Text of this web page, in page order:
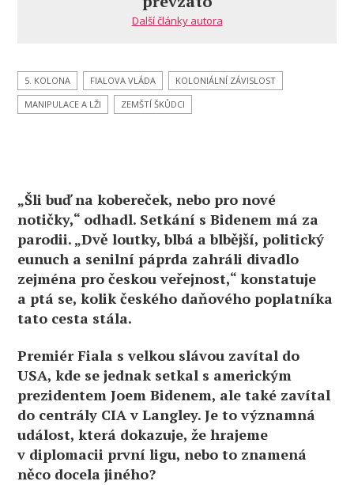
Další články autora
5. KOLONA FIALOVA VLÁDA
KOLONIÁLNÍ ZÁVISLOST
MANIPULACE A LŽI
ZEMŠTÍ ŠKŮDCI
„Šli buď na kobereček, nebo pro nové
notičky,“ odhadl. Setkání s Bidenem má za
parodii. „Dvě loutky, blbá a blbější, politický
eunuch a senilní páprda zahráli divadlo
zejména pro českou veřejnost,“ konstatuje
a ptá se, kolik českého daňového poplatníka
tato cesta stála.
Premiér Fiala s velkou slávou zavítal do
USA, kde se jednak setkal s americkým
prezidentem Joem Bidenem, ale také zavítal
do centrály CIA v Langley. Je to významná
událost, která dokazuje, že hrajeme
v diplomacii první ligu, nebo to znamená
něco docela jiného?